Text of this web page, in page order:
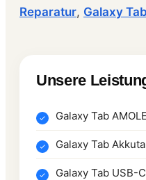
Reparatur, Galaxy
Unsere
Galaxy Tab
Galaxy Tab
Galaxy Tab USB-